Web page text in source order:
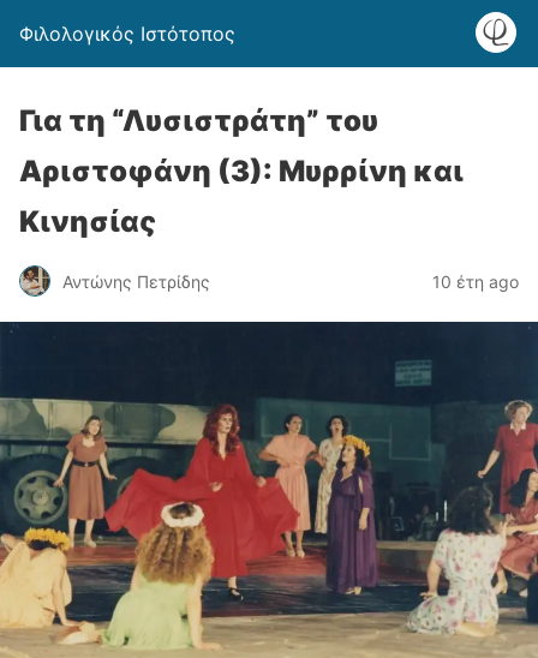
Φιλολογικός Ιστότοπος
Για τη “Λυσιστράτη” του
Αριστοφάνη (3): Μυρρίνη και
Κινησίας
Αντώνης Πετρίδης 10 έτη ago